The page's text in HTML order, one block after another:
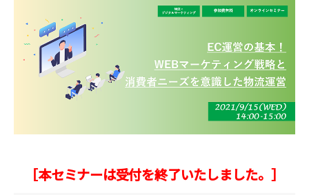
［本セミナーは受付を終了いたしました。］